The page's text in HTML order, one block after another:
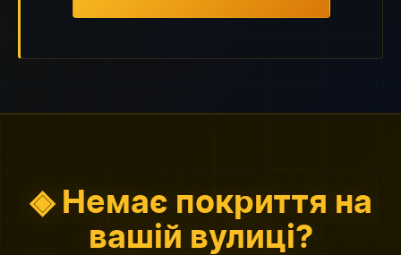
◈ Немає покриття на
вашій вулиці?